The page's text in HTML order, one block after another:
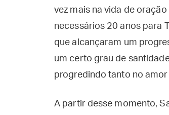
vez mais na vida de
necessários 20 anos para
que alcançaram um
um certo grau de
progredindo tanto no
A partir desse momento,